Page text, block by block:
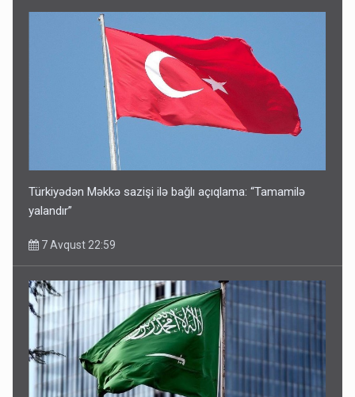
Türkiyədən Məkkə sazişi ilə bağlı açıqlama: “Tamamilə
yalandır”
7 Avqust 22:59